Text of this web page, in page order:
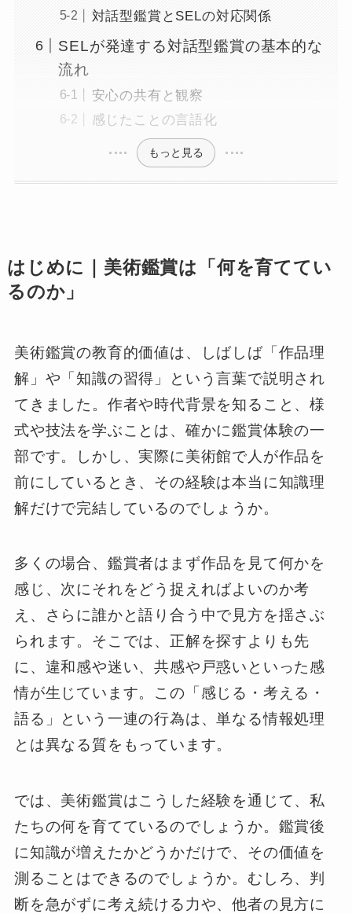
対話型鑑賞とSELの対応関係
SELが発達する対話型鑑賞の基本的な
流れ
安心の共有と観察
感じたことの言語化
もっと見る
はじめに｜美術鑑賞は「何を育ててい
るのか」
美術鑑賞の教育的価値は、しばしば「作品理
解」や「知識の習得」という言葉で説明され
てきました。作者や時代背景を知ること、様
式や技法を学ぶことは、確かに鑑賞体験の一
部です。しかし、実際に美術館で人が作品を
前にしているとき、その経験は本当に知識理
解だけで完結しているのでしょうか。
多くの場合、鑑賞者はまず作品を見て何かを
感じ、次にそれをどう捉えればよいのか考
え、さらに誰かと語り合う中で見方を揺さぶ
られます。そこでは、正解を探すよりも先
に、違和感や迷い、共感や戸惑いといった感
情が生じています。この「感じる・考える・
語る」という一連の行為は、単なる情報処理
とは異なる質をもっています。
では、美術鑑賞はこうした経験を通じて、私
たちの何を育てているのでしょうか。鑑賞後
に知識が増えたかどうかだけで、その価値を
測ることはできるのでしょうか。むしろ、判
断を急がずに考え続ける力や、他者の見方に